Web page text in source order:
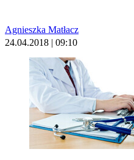
Agnieszka Matłacz
24.04.2018 | 09:10